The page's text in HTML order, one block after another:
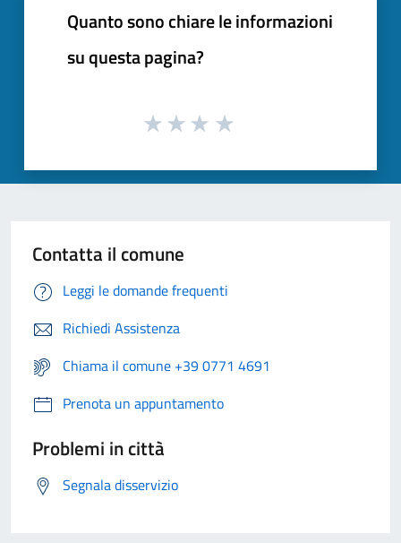
Quanto sono chiare le informazioni
su questa pagina?
Contatta il comune
Leggi le domande frequenti
Richiedi Assistenza
Chiama il comune +39 0771 4691
Prenota un appuntamento
Problemi in città
Segnala disservizio